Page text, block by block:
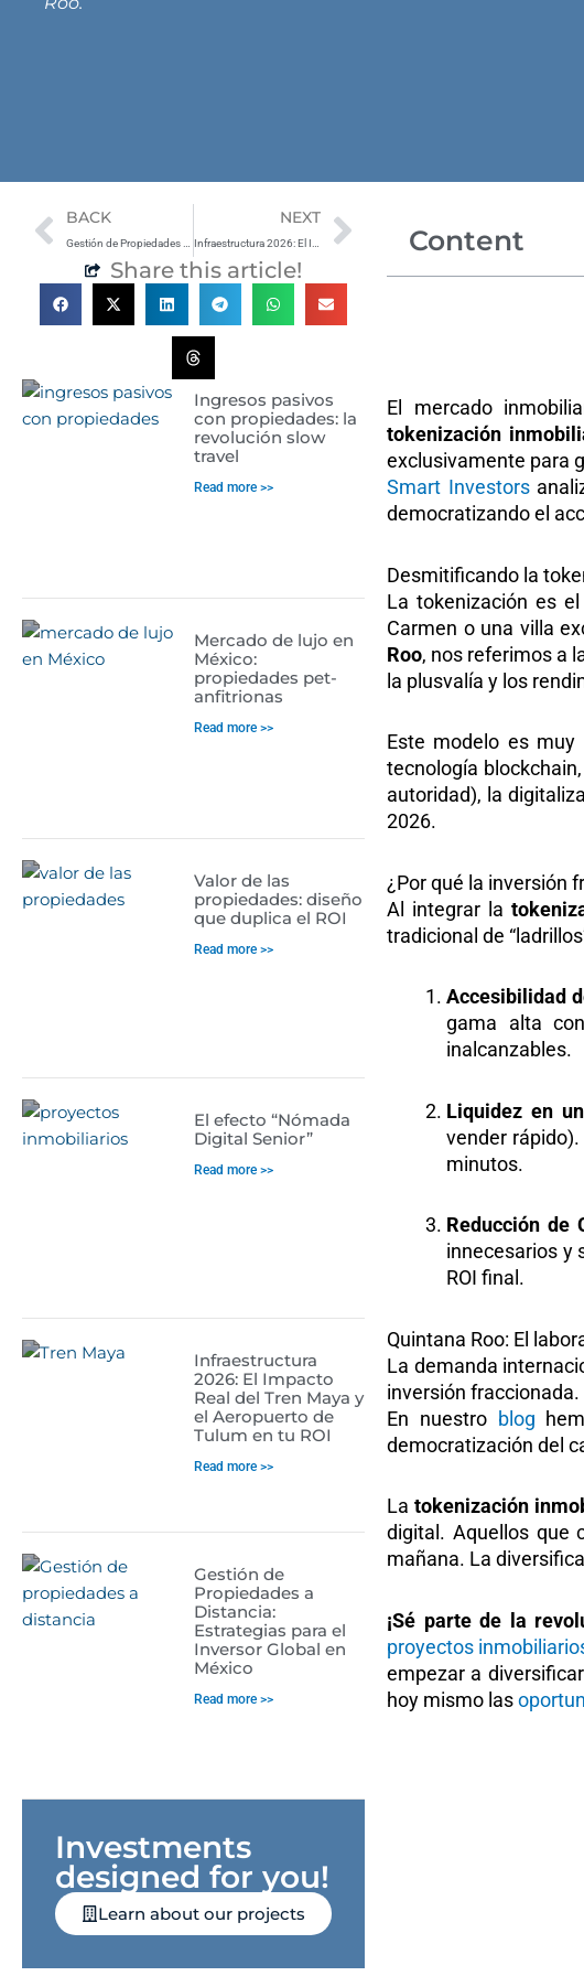
Prev
BACK NEXTNext
Share this article!
Ingresos pasivos
con propiedades: la
revolución slow
travel
Read more >>
Mercado de lujo en
México:
propiedades pet-
anfitrionas
Read more >>
Valor de las
propiedades: diseño
que duplica el ROI
Read more >>
El efecto “Nómada
Digital Senior”
Read more >>
Infraestructura
2026: El Impacto
Real del Tren Maya y
el Aeropuerto de
Tulum en tu ROI
Read more >>
Gestión de
Propiedades a
Distancia:
Estrategias para el
Inversor Global en
México
Read more >>
Investments
designed for you!
Learn about our projects
Content
El mercado
tokenización
exclusivamente para
Smart Investors
democratizando el
Desmitificando la
La tokenización es
Carmen o una villa
Roo, nos referimos a
la plusvalía y los
Este modelo es
tecnología
autoridad), la
2026.
¿Por qué la inversión
Al integrar la
tradicional de
Accesibilidad
gama alta
inalcanzables.
Liquidez en
vender
minutos.
Reducción de
innecesarios y
ROI final.
Quintana Roo: El
La demanda
inversión
En nuestro blog
democratización del
La tokenización
digital. Aquellos que
mañana. La
¡Sé parte de la
proyectos
empezar a
hoy mismo las